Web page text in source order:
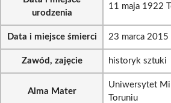
urodzenia
11 maja 1922
Data i miejsce śmierci 23 marca 2015
Zawód, zajęcie historyk sztuki
Alma Mater
Uniwersytet
Toruniu